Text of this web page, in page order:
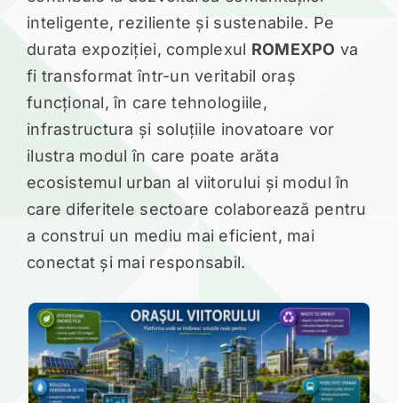
contribuie la dezvoltarea comunităților
inteligente, reziliente și sustenabile. Pe
durata expoziției, complexulROMEXPO
fi transformat într-un veritabil oraș
funcțional, în care tehnologiile,
infrastructura și soluțiile inovatoare vor
ilustra modul în care poate arăta
ecosistemul urban al viitorului și modul în
care diferitele sectoare colaborează pentru
a construi un mediu mai eficient, mai